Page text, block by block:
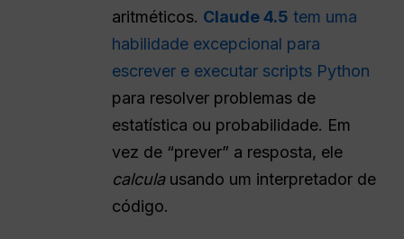
aritméticos. Claude 4.5 tem uma
habilidade excepcional para
escrever e executar scripts Python
para resolver problemas de
estatística ou probabilidade. Em
vez de “prever” a resposta, ele
calculausando um interpretador de
código.